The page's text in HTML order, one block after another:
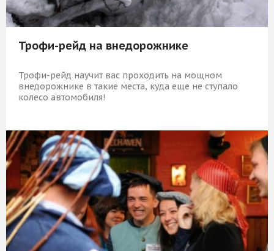
Трофи-рейд на внедорожнике
Трофи-рейд научит вас проходить на мощном
внедорожнике в такие места, куда еще не ступало
колесо автомобиля!
19 709 Р КУПИТЬ